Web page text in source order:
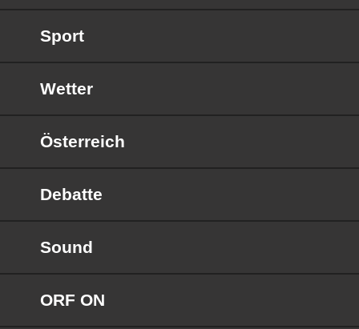
Sport
Wetter
Österreich
Debatte
Sound
ORF ON